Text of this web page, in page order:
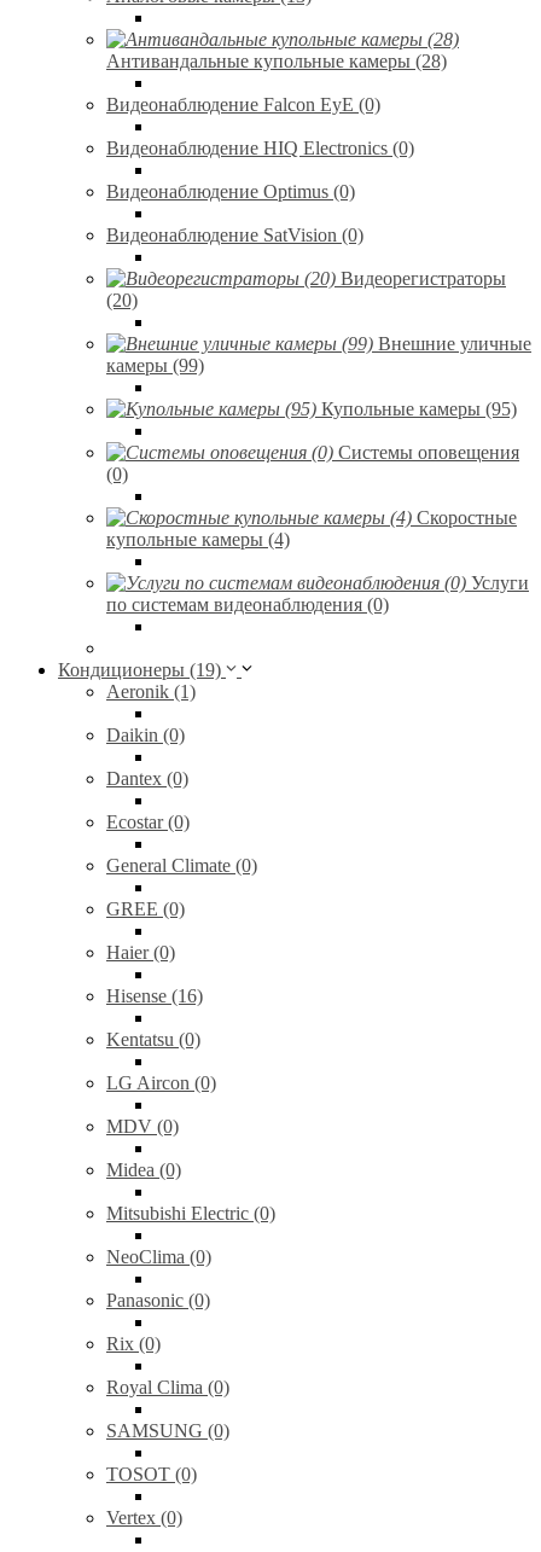
Антивандальные купольные камеры (28)
Видеонаблюдение Falcon EyE (0)
Видеонаблюдение HIQ Electronics (0)
Видеонаблюдение Optimus (0)
Видеонаблюдение SatVision (0)
Видеорегистраторы
(20)
Внешние уличные
камеры (99)
Купольные камеры (95)
Системы оповещения
(0)
Скоростные
купольные камеры (4)
Услуги
по системам видеонаблюдения (0)
Кондиционеры (19)
Aeronik (1)
Daikin (0)
Dantex (0)
Ecostar (0)
General Climate (0)
GREE (0)
Haier (0)
Hisense (16)
Kentatsu (0)
LG Aircon (0)
MDV (0)
Midea (0)
Mitsubishi Electric (0)
NeoClima (0)
Panasonic (0)
Rix (0)
Royal Clima (0)
SAMSUNG (0)
TOSOT (0)
Vertex (0)